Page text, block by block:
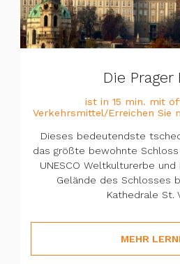
Die Prager
ist in 15 min. mit
Verkehrsmittel/Erreichen Sie
Dieses bedeutendste
das größte bewohnte
UNESCO Weltkulturerbe
Gelände des Schlosses
Kathedrale St.
MEHR